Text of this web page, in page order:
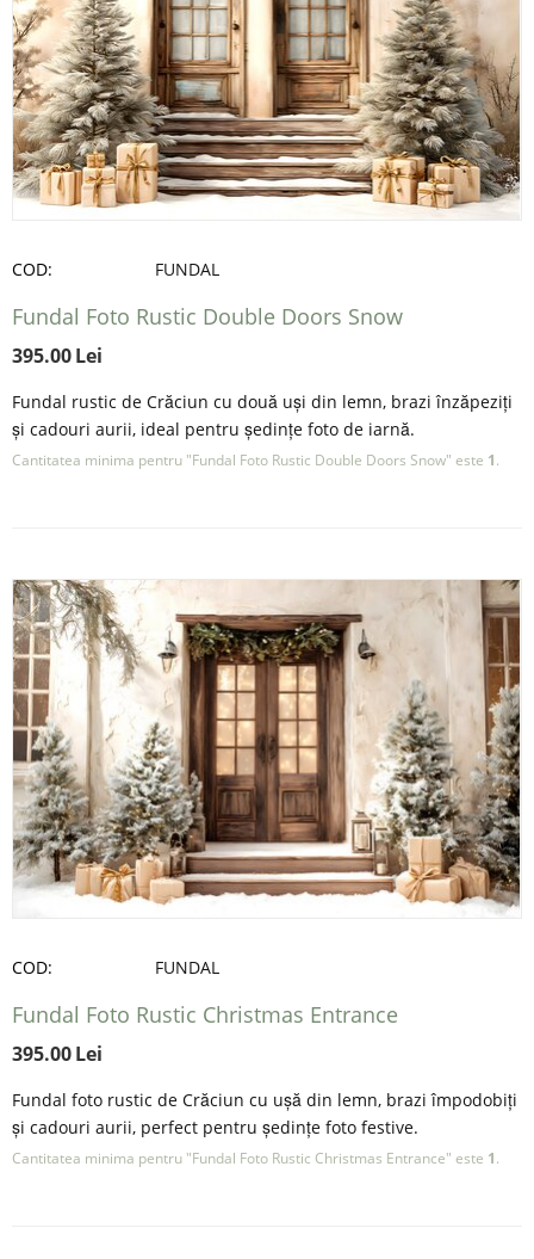
COD: FUNDAL
Fundal Foto Rustic Double Doors Snow
395.00Lei
Fundal rustic de Crăciun cu două uși din lemn, brazi înzăpeziți
și cadouri aurii, ideal pentru ședințe foto de iarnă.
Cantitatea minima pentru "Fundal Foto Rustic Double Doors Snow" este 1.
COD: FUNDAL
Fundal Foto Rustic Christmas Entrance
395.00Lei
Fundal foto rustic de Crăciun cu ușă din lemn, brazi împodobiți
și cadouri aurii, perfect pentru ședințe foto festive.
Cantitatea minima pentru "Fundal Foto Rustic Christmas Entrance" este 1.